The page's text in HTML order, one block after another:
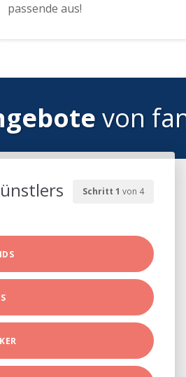
passende aus!
von
Schritt 1 von 4